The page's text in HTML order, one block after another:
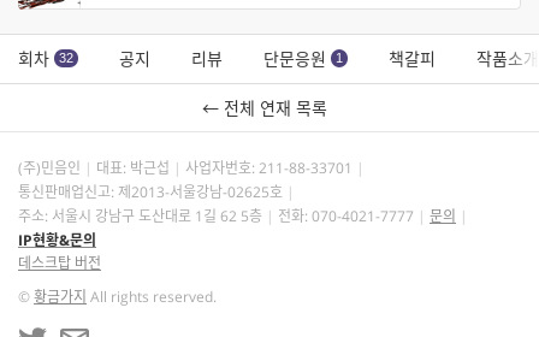
회차 32 공지 리뷰 단문응원 1 책갈피 작품소개
← 전체 연재 목록
(주)민음인 대표: 박근섭 사업자번호: 211-88-33701
통신판매업신고: 제2013-서울강남-02625호
주소: 서울시 강남구 도산대로 1길 62 5층
전화: 070-4021-7777
문의
IP현황&문의
데스크탑 버전
©황금가지 All rights reserved.